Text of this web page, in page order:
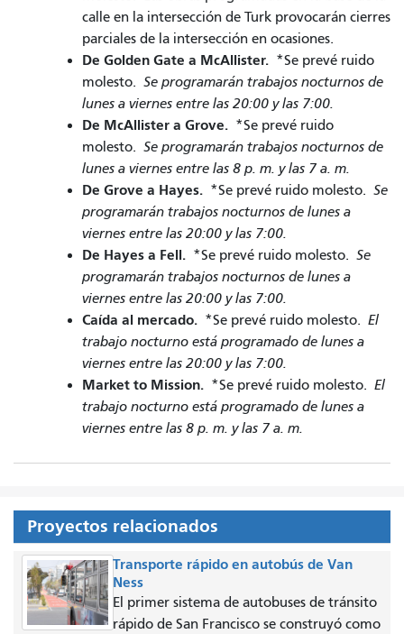
calle en la intersección de Turk provocarán cierres
parciales de la intersección en ocasiones.
De Golden Gate a McAllister. *Se prevé ruido
molesto. Se programarán trabajos nocturnos de
lunes a viernes entre las 20:00 y las 7:00.
De McAllister a Grove. *Se prevé ruido
molesto. Se programarán trabajos nocturnos de
lunes a viernes entre las 8 p. m. y las 7 a. m.
De Grove a Hayes. *Se prevé ruido molesto. Se
programarán trabajos nocturnos de lunes a
viernes entre las 20:00 y las 7:00.
De Hayes a Fell. *Se prevé ruido molesto. Se
programarán trabajos nocturnos de lunes a
viernes entre las 20:00 y las 7:00.
Caída al mercado. *Se prevé ruido molesto. El
trabajo nocturno está programado de lunes a
viernes entre las 20:00 y las 7:00.
Market to Mission. *Se prevé ruido molesto. El
trabajo nocturno está programado de lunes a
viernes entre las 8 p. m. y las 7 a. m.
Proyectos relacionados
Transporte rápido en autobús de Van
Ness
El primer sistema de autobuses de tránsito
rápido de San Francisco se construyó como